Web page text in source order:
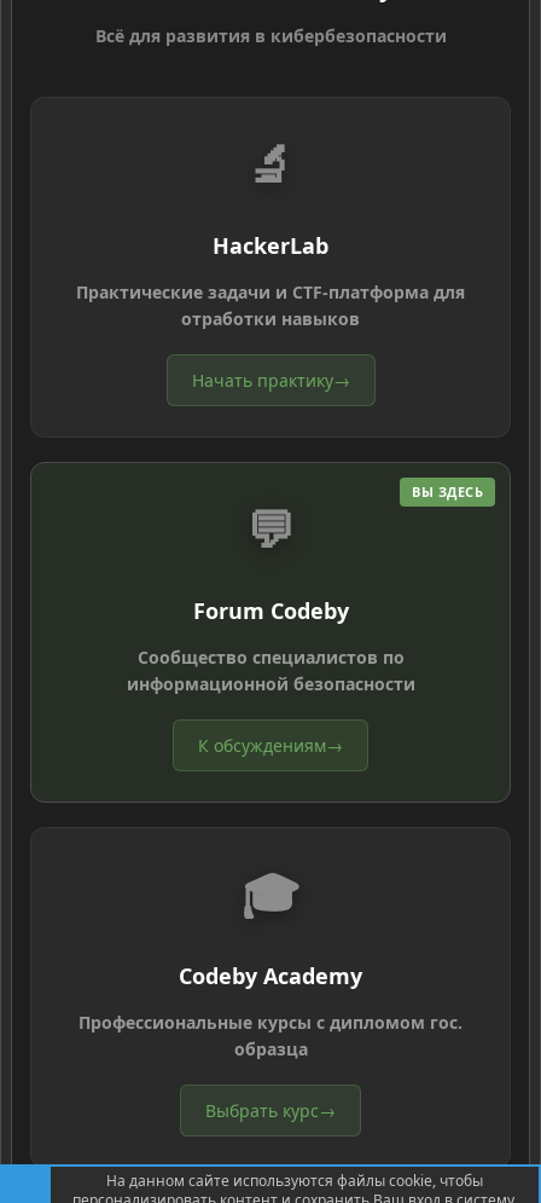
Всё для развития в кибербезопасности
🔬
HackerLab
Практические задачи и CTF-платформа для
отработки навыков
Начать практику→
ВЫ ЗДЕСЬ
💬
Forum Codeby
Сообщество специалистов по
информационной безопасности
К обсуждениям→
🎓
Codeby Academy
Профессиональные курсы с дипломом гос.
образца
Выбрать курс→
На данном сайте используются файлы cookie, чтобы